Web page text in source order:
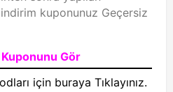
kuponunuz Geçersiz
Gör
için buraya Tıklayınız.